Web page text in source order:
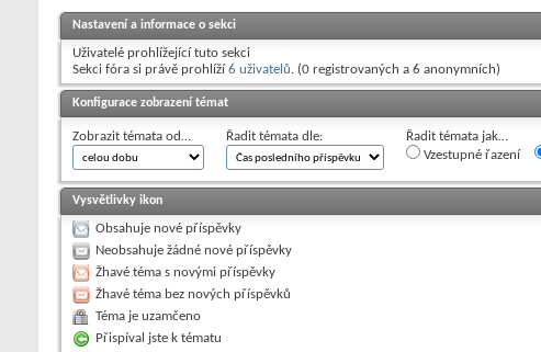
Nastavení a informace o sekci
Uživatelé prohlížející tuto sekci
Sekci fóra si právě prohlíží6 uživatelů. (0 registrovaných a 6 anonymních)
Konfigurace zobrazení témat
Zobrazit témata od… Řadit témata dle:
Řadit témata jak…
Vzestupné řazení
Vysvětlivky ikon
Obsahuje nové příspěvky
Neobsahuje žádné nové příspěvky
Žhavé téma s novými příspěvky
Žhavé téma bez nových příspěvků
Téma je uzamčeno
Přispíval jste k tématu